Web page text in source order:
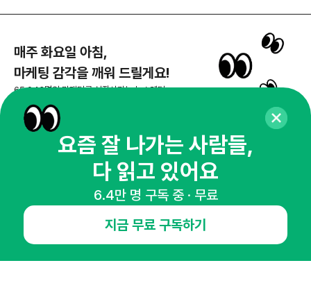
매주 화요일 아침,
마케팅 감각을 깨워 드릴게요!
65,043명의 마케터를 성장시키는 뉴스레터
뉴스레터 구독하기
공지사항 제휴문의
인사이터 신청
뉴스레터
광고안내
요즘 잘 나가는 사람들,
다 읽고 있어요
6.4만 명 구독 중 · 무료
지금 무료 구독하기